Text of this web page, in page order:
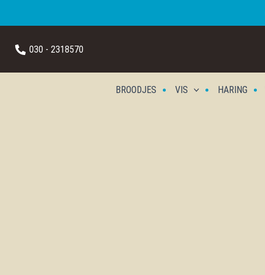
inhoud
030 - 2318570
BROODJES VIS HARING